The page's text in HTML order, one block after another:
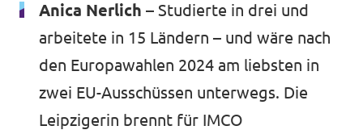
Anica Nerlich – Studierte in drei und
arbeitete in 15 Ländern – und wäre nach
den Europawahlen 2024 am liebsten in
zwei EU-Ausschüssen unterwegs. Die
Leipzigerin brennt für IMCO